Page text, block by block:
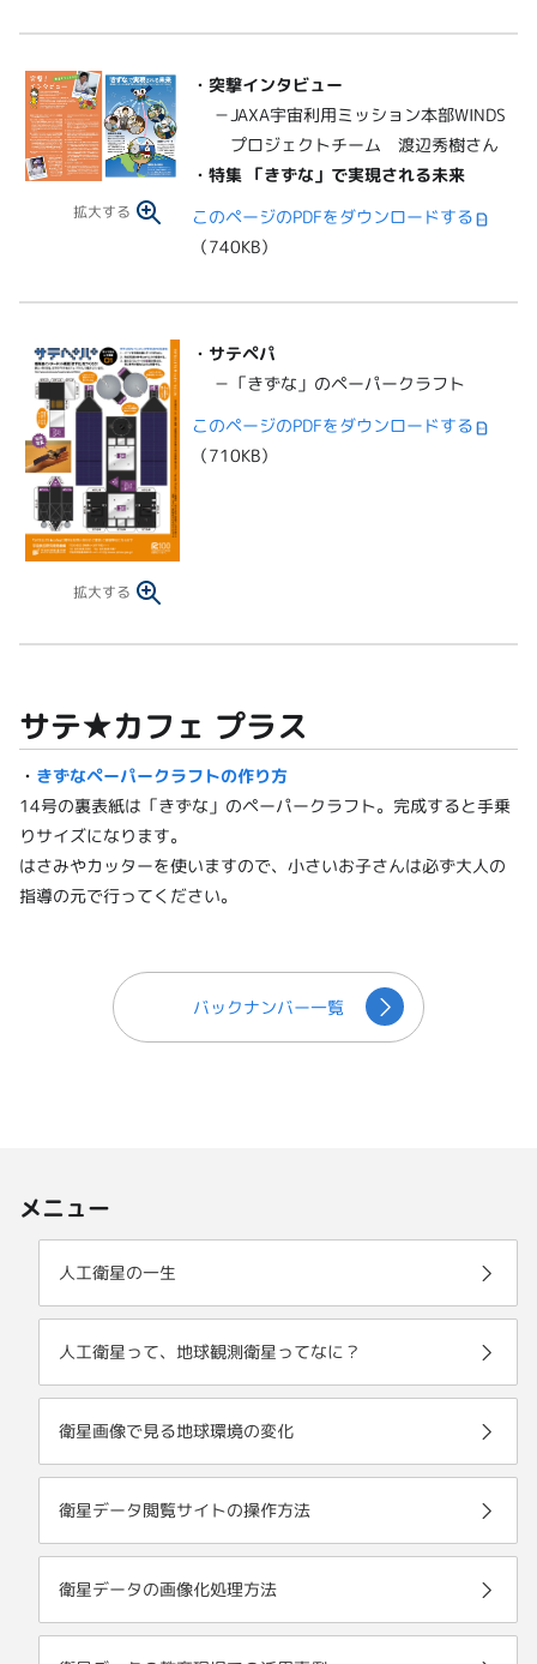
拡大する
・突撃インタビュー
－JAXA宇宙利用ミッション本部WINDS
プロジェクトチーム 渡辺秀樹さん
・特集 「きずな」で実現される未来
このページのPDFをダウンロードする
（740KB）
拡大する
・ サテペパ
－「きずな」のペーパークラフト
このページのPDFをダウンロードする
（710KB）
サテ★カフェ プラス
・ きずなペーパークラフトの作り方
14号の裏表紙は「きずな」のペーパークラフト。完成すると手乗
りサイズになります。
はさみやカッターを使いますので、小さいお子さんは必ず大人の
指導の元で行ってください。
バックナンバー一覧
メニュー
人工衛星の一生
人工衛星って、地球観測衛星ってなに？
衛星画像で見る地球環境の変化
衛星データ閲覧サイトの操作方法
衛星データの画像化処理方法